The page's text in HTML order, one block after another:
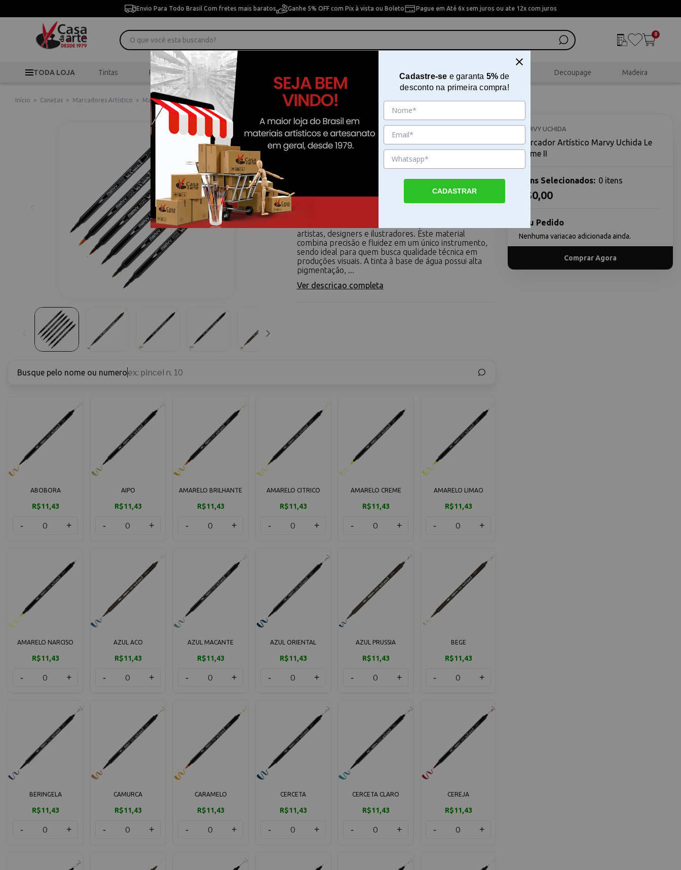
Envio Para Todo Brasil Com fretes mais baratos Ganhe 5% OFF com Pix à vista ou Boleto Pague em Até 6x sem juros ou ate 12x com juros
0
TODA LOJA Tintas Pincéis Desenho Pintura Artesanal Scrapbook Decoupage Madeira
Início > Canetas > Marcadores Artístico > Marcador Artístico Marvy Uchida Le Plume II
Marcador Artístico Marvy Uchida Le
Plume II
Marcador Artístico Marvy Uchida Le Plume II O
artistas, designers e ilustradores. Este material
combina precisão e fluidez em um único instrumento,
sendo ideal para quem busca qualidade técnica em
produções visuais. A tinta à base de água possui alta
pigmentação, ...
Ver descricao completa
MARVY UCHIDA
Marcador Artístico Marvy Uchida Le
Plume II
Itens Selecionados: 0 itens
R$0,00
Seu Pedido
Nenhuma variacao adicionada ainda.
Comprar Agora
Busque pelo nome ou numero
ABOBORA
R$11,43
- +
AIPO
R$11,43
- +
AMARELO BRILHANTE
R$11,43
- +
AMARELO CITRICO
R$11,43
- +
AMARELO CREME
R$11,43
- +
AMARELO LIMAO
R$11,43
- +
AMARELO NARCISO
R$11,43
- +
AZUL ACO
R$11,43
- +
AZUL MACANTE
R$11,43
- +
AZUL ORIENTAL
R$11,43
- +
AZUL PRUSSIA
R$11,43
- +
BEGE
R$11,43
- +
BERINGELA
R$11,43
- +
CAMURCA
R$11,43
- +
CARAMELO
R$11,43
- +
CERCETA
R$11,43
- +
CERCETA CLARO
R$11,43
- +
CEREJA
R$11,43
- +
Cadastre-se e garanta 5%de
desconto na primeira compra!
CADASTRAR